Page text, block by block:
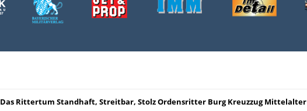
Das Rittertum Standhaft, Streitbar, Stolz Ordensritter Burg Kreuzzug Mittelalter